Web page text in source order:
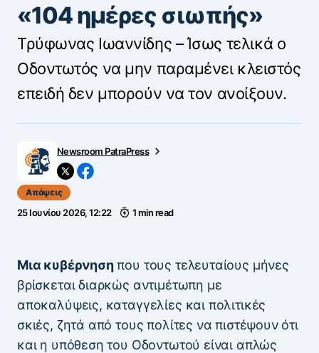
«104 ημέρες σιωπής»
Τρύφωνας Ιωαννίδης – Ίσως τελικά ο
Οδοντωτός να μην παραμένει κλειστός
επειδή δεν μπορούν να τον ανοίξουν.
Newsroom PatraPress
Απόψεις
25 Ιουνίου 2026, 12:22 1 min read
Μια κυβέρνησηπου τους τελευταίους μήνες
βρίσκεται διαρκώς αντιμέτωπη με
αποκαλύψεις, καταγγελίες και πολιτικές
σκιές, ζητά από τους πολίτες να πιστέψουν ότι
και η υπόθεση του Οδοντωτού είναι απλώς